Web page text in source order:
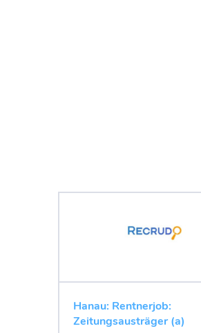
Hanau: Rentnerjob:
Zeitungsausträger (a)